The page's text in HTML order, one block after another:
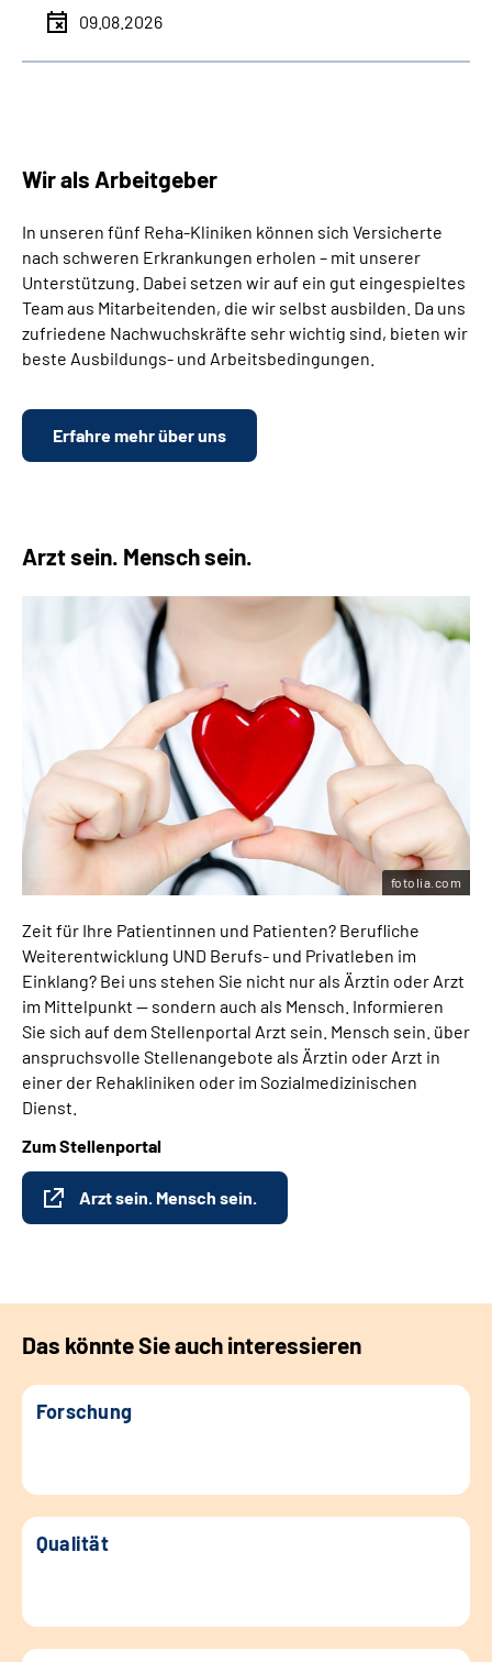
09.08.2026
Wir als Arbeitgeber
In unseren fünf Reha-Kliniken können sich Versicherte
nach schweren Erkrankungen erholen – mit unserer
Unterstützung. Dabei setzen wir auf ein gut eingespieltes
Team aus Mitarbeitenden, die wir selbst ausbilden. Da uns
zufriedene Nachwuchskräfte sehr wichtig sind, bieten wir
beste Ausbildungs- und Arbeitsbedingungen.
Erfahre mehr über uns
Arzt sein. Mensch sein.
Zeit für Ihre Patientinnen und Patienten? Berufliche
Weiterentwicklung UND Berufs- und Privatleben im
Einklang? Bei uns stehen Sie nicht nur als Ärztin oder Arzt
im Mittelpunkt — sondern auch als Mensch. Informieren
Sie sich auf dem Stellenportal Arzt sein. Mensch sein. über
anspruchsvolle Stellenangebote als Ärztin oder Arzt in
einer der Rehakliniken oder im Sozialmedizinischen
Dienst.
Zum Stellenportal
Arzt sein. Mensch sein.
fotolia.com
Das könnte Sie auch interessieren
Forschung
Qualität